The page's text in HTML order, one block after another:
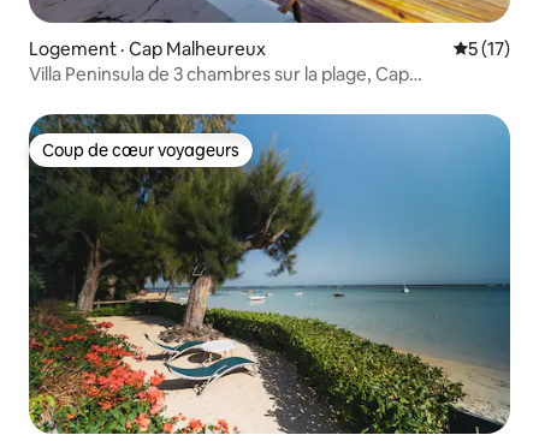
Logement · Cap Malheureux Note
5 (17)
Villa Peninsula de 3 chambres sur la plage, Cap
Coup de cœur voyageurs
Coup de cœur voyageurs